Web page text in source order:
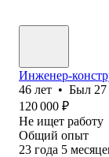
Инженер-
46 лет • Был
120 000 ₽
Не ищет работу
Общий опыт
23 года 5